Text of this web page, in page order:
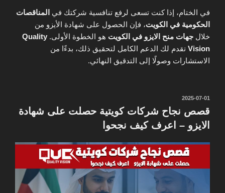
في الختام، إذا كنت تسعى لرفع تنافسية شركتك في المناقصات
الحكومية في الكويت، فإن الحصول على شهادة الأيزو من
خلال جهات منح الايزو في الكويت هو الخطوة الأولى. Quality
Vision تقدم لك الدعم الكامل لتحقيق ذلك، بدءًا من
الاستشارات وصولًا إلى التدقيق النهائي.
نُشر
في
2025-07-01
قصص نجاح شركات كويتية حصلت على شهادة
الايزو – اعرف كيف نجحوا